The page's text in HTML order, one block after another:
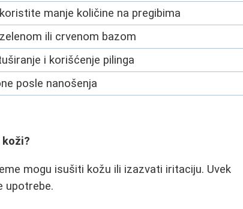
manje količine na pregibima
ili crvenom bazom
i korišćenje pilinga
posle nanošenja
mogu isušiti kožu ili izazvati iritaciju. Uvek
upotrebe.